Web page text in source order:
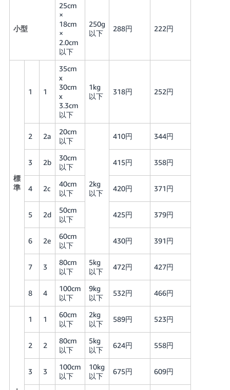
小型
25cm
×
18cm
×
2.0cm
以下
250g
以下
288円 222円
標
準
1 1
35cm
x
30cm
x
3.3cm
以下
1kg
以下
318円 252円
2 2a
20cm
以下
2kg
以下
410円 344円
3 2b
30cm
以下
415円 358円
4 2c
40cm
以下
420円 371円
5 2d
50cm
以下
425円 379円
6 2e
60cm
以下
430円 391円
7 3
80cm
以下
5kg
以下
472円 427円
8 4
100cm
以下
9kg
以下
532円 466円
1 1
60cm
以下
2kg
以下
589円 523円
2 2
80cm
以下
5kg
以下
624円 558円
3 3
100cm
以下
10kg
以下
675円 609円